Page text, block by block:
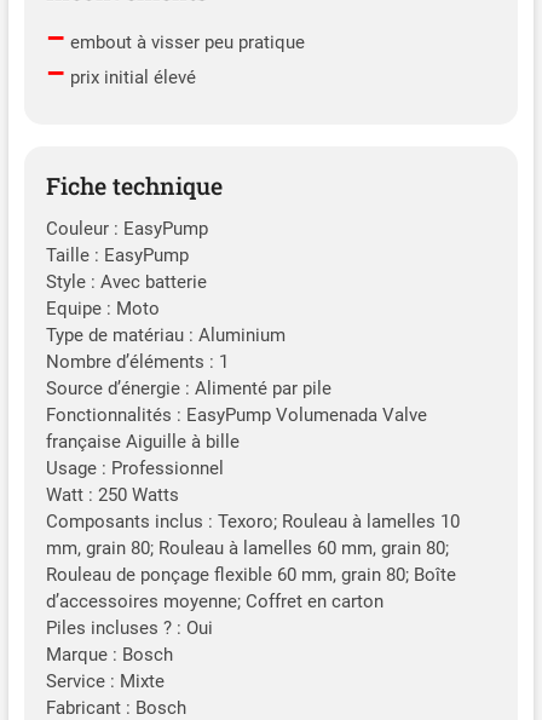
– embout à visser peu pratique
– prix initial élevé
Fiche technique
Couleur : EasyPump
Taille : EasyPump
Style : Avec batterie
Equipe : Moto
Type de matériau : Aluminium
Nombre d’éléments : 1
Source d’énergie : Alimenté par pile
Fonctionnalités : EasyPump Volumenada Valve
française Aiguille à bille
Usage : Professionnel
Watt : 250 Watts
Composants inclus : Texoro; Rouleau à lamelles 10
mm, grain 80; Rouleau à lamelles 60 mm, grain 80;
Rouleau de ponçage flexible 60 mm, grain 80; Boîte
d’accessoires moyenne; Coffret en carton
Piles incluses ? : Oui
Marque : Bosch
Service : Mixte
Fabricant : Bosch